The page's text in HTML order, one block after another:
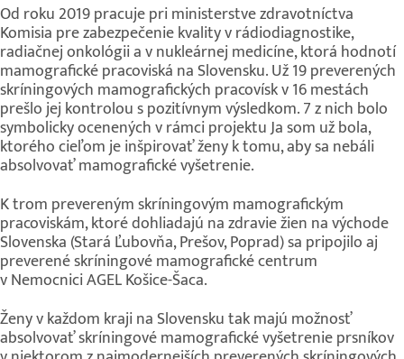
Od roku 2019 pracuje pri ministerstve zdravotníctva
Komisia pre zabezpečenie kvality v rádiodiagnostike,
radiačnej onkológii a v nukleárnej medicíne, ktorá hodnotí
mamografické pracoviská na Slovensku. Už 19 preverených
skríningových mamografických pracovísk v 16 mestách
prešlo jej kontrolou s pozitívnym výsledkom. 7 z nich bolo
symbolicky ocenených v rámci projektu Ja som už bola,
ktorého cieľom je inšpirovať ženy k tomu, aby sa nebáli
absolvovať mamografické vyšetrenie.
K trom prevereným skríningovým mamografickým
pracoviskám, ktoré dohliadajú na zdravie žien na východe
Slovenska (Stará Ľubovňa, Prešov, Poprad) sa pripojilo aj
preverené skríningové mamografické centrum
v Nemocnici AGEL Košice-Šaca.
Ženy v každom kraji na Slovensku tak majú možnosť
absolvovať skríningové mamografické vyšetrenie prsníkov